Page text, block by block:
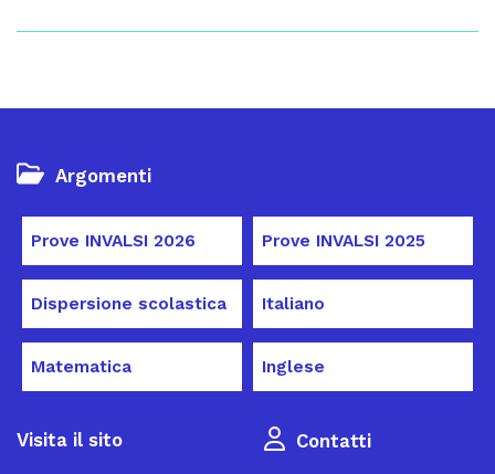
Argomenti
Prove INVALSI 2026 Prove INVALSI 2025
Dispersione scolastica Italiano
Matematica Inglese
Visita il sito Contatti